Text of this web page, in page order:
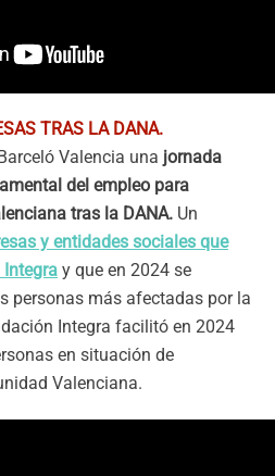
TRAS LA DANA.
Valencia una jornada
del empleo para
tras la DANA. Un
y entidades sociales que
y que en 2024 se
personas más afectadas por la
Integra facilitó en 2024
en situación de
Valenciana.